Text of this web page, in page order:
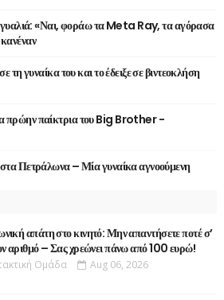
γυαλιά: «Ναι, φοράω τα Meta Ray, τα αγόρασα
γυναίκα του και το έδειξε σε βιντεοκλήση
παίκτρια του Big Brother -
Πετράλωνα – Μία γυναίκα αγνοούμενη
απάτη στο κινητό: Μην απαντήσετε ποτέ σ’
αριθμό – Σας χρεώνει πάνω από 100 ευρώ!
Ομάδα Aug 06, 2026